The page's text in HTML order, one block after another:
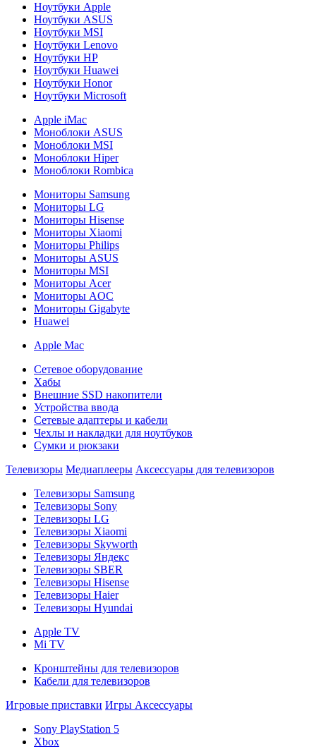
Ноутбуки Apple
Ноутбуки ASUS
Ноутбуки MSI
Ноутбуки Lenovo
Ноутбуки HP
Ноутбуки Huawei
Ноутбуки Honor
Ноутбуки Microsoft
Apple iMac
Моноблоки ASUS
Моноблоки MSI
Моноблоки Hiper
Моноблоки Rombica
Мониторы Samsung
Мониторы LG
Мониторы Hisense
Мониторы Xiaomi
Мониторы Philips
Мониторы ASUS
Мониторы MSI
Мониторы Acer
Мониторы AOC
Мониторы Gigabyte
Huawei
Apple Mac
Сетевое оборудование
Хабы
Внешние SSD накопители
Устройства ввода
Сетевые адаптеры и кабели
Чехлы и накладки для ноутбуков
Сумки и рюкзаки
Телевизоры Медиаплееры Аксессуары для телевизоров
Телевизоры Samsung
Телевизоры Sony
Телевизоры LG
Телевизоры Xiaomi
Телевизоры Skyworth
Телевизоры Яндекс
Телевизоры SBER
Телевизоры Hisense
Телевизоры Haier
Телевизоры Hyundai
Apple TV
Mi TV
Кронштейны для телевизоров
Кабели для телевизоров
Игровые приставки Игры Аксессуары
Sony PlayStation 5
Xbox